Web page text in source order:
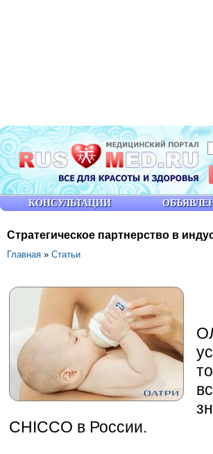
Стратегическое партнерство в
Главная » Статьи
CHICCO в России.
КОНСУЛЬТАЦИИ